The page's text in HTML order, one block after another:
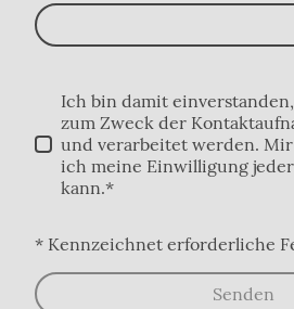
Ich bin damit
zum Zweck der
und verarbeitet werden. Mir
ich meine Einwilligung
kann.*
* Kennzeichnet erforderliche
Senden